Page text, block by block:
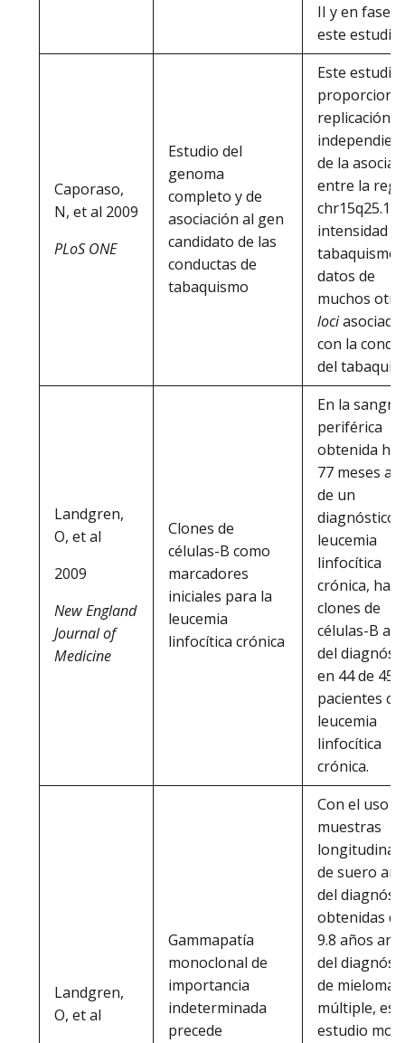
II y en fase
este estudio.
Caporaso,
N, et al 2009
PLoS ONE
Estudio del
genoma
completo y de
asociación al gen
candidato de las
conductas de
tabaquismo
Este estudio
proporciona
replicación
de la
entre la
chr15q25.1 y
intensidad
tabaquismo
datos de
muchos
loci
con la
del
Landgren,
O, et al
2009
New England
Journal of
Medicine
Clones de
células-B como
marcadores
iniciales para la
leucemia
linfocítica crónica
En la sangre
periférica
obtenida
77 meses
de un
diagnóstico
leucemia
linfocítica
crónica,
clones de
células-B
del
en 44 de 45
pacientes
leucemia
linfocítica
crónica.
Landgren,
O, et al
Gammapatía
monoclonal de
importancia
indeterminada
precede
Con el uso
muestras
de suero
del
obtenidas
9.8 años
del
de mieloma
múltiple,
estudio